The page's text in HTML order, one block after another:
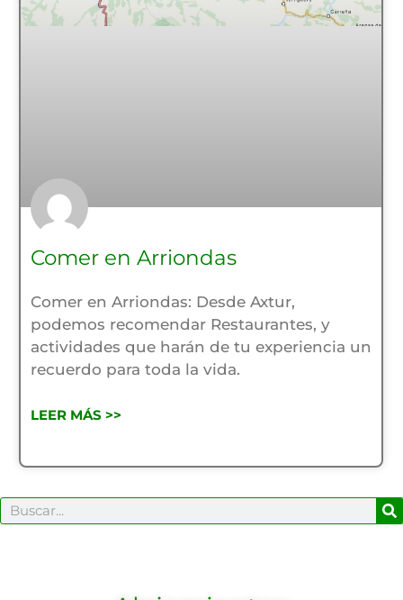
Comer en Arriondas
Comer en Arriondas: Desde Axtur,
podemos recomendar Restaurantes, y
actividades que harán de tu experiencia un
recuerdo para toda la vida.
LEER MÁS >>
Buscar